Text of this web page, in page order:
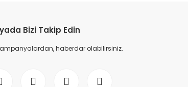
Bizi Takip Edin
haberdar olabilirsiniz.